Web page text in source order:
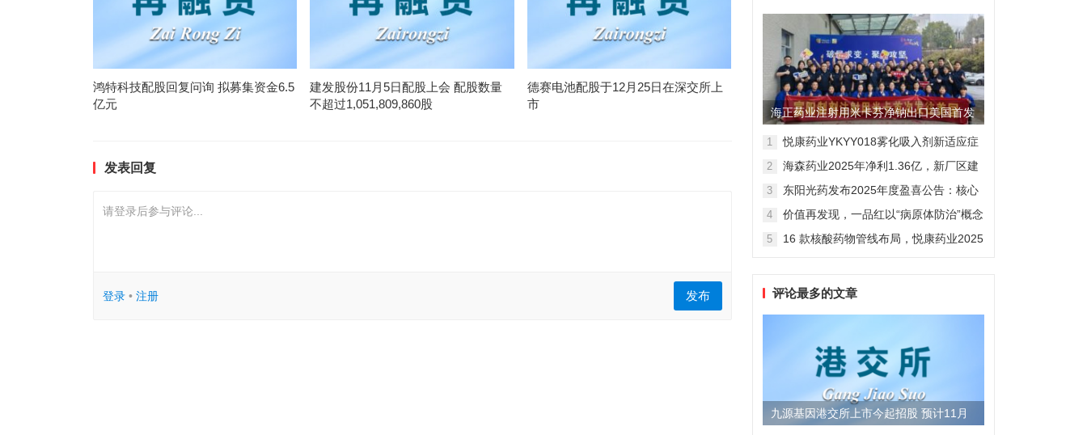
鸿特科技配股回复问询 拟募集资金6.5
亿元
建发股份11月5日配股上会 配股数量
不超过1,051,809,860股
德赛电池配股于12月25日在深交所上
市
发表回复
请登录后参与评论...
登录• 注册 发布
海正药业注射用米卡芬净钠出口美国首发
制剂全球化迈出关键一步
1
悦康药业YKYY018雾化吸入剂新适应症
感染防治
2
海森药业2025年净利1.36亿，新厂区建
3
东阳光药发布2025年度盈喜公告：核心
维度
4
价值再发现，一品红以“病原体防治”概念
5
16 款核酸药物管线布局，悦康药业2025
评论最多的文章
九源基因港交所上市今起招股 预计11月